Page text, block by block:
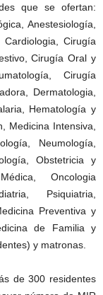
que se ofertan:
Anestesiología,
Cirugía
Cirugía Oral y
Cirugía
Dermatologia,
Hematología y
Medicina Intensiva,
Neumología,
Obstetricia y
Oncologia
Psiquiatria,
Preventiva y
de Familia y
y matronas.
de 300 residentes